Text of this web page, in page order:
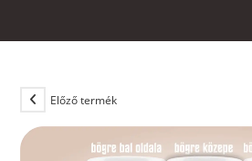
Előző termék